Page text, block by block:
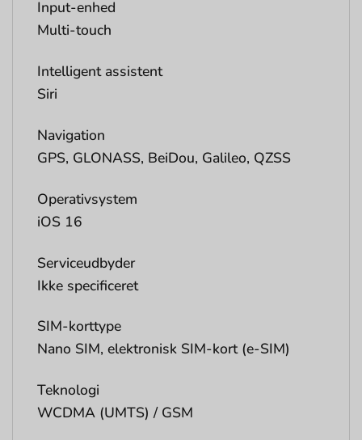
Input-enhed
Multi-touch
Intelligent assistent
Siri
Navigation
GPS, GLONASS, BeiDou, Galileo, QZSS
Operativsystem
iOS 16
Serviceudbyder
Ikke specificeret
SIM-korttype
Nano SIM, elektronisk SIM-kort (e-SIM)
Teknologi
WCDMA (UMTS) / GSM